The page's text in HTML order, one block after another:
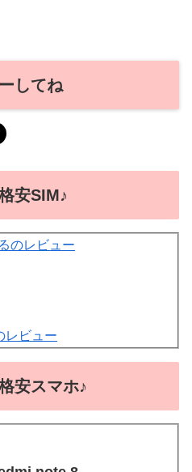
してね
安SIM♪
のレビュー
レビュー
安スマホ♪